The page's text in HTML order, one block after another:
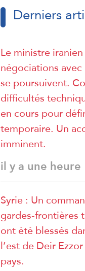
Derniers
Le ministre
négociations
se poursuivent.
difficultés
en cours pour
temporaire. Un
imminent.
il y a une heure
Syrie : Un
gardes-frontières
ont été blessés
l’est de Deir
pays.